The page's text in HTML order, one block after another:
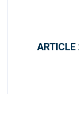
ARTICLE